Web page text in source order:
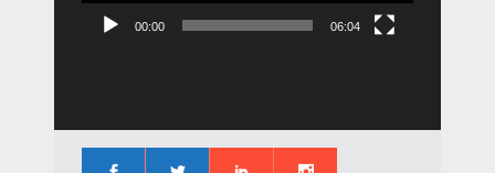
00:00 06:04